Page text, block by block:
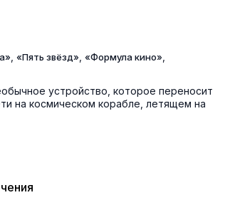
«Пять звёзд» «Формула кино»
устройство, которое переносит
на космическом корабле, летящем на